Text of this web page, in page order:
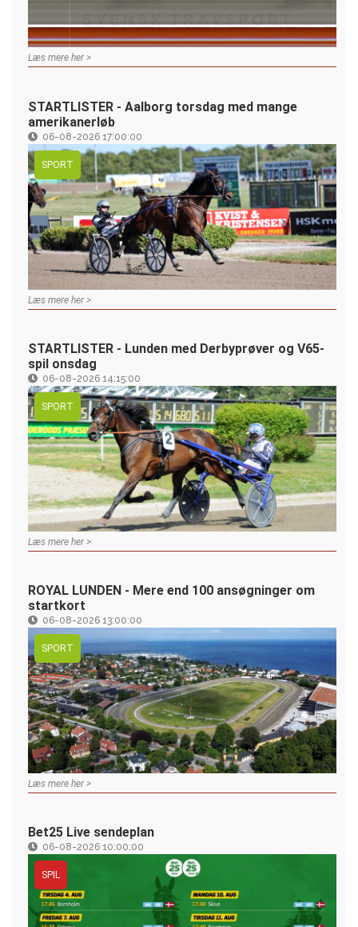
Læs mere her >
STARTLISTER - Aalborg torsdag med mange
amerikanerløb
06-08-2026 17:00:00
SPORT
Læs mere her >
STARTLISTER - Lunden med Derbyprøver og V65-
spil onsdag
06-08-2026 14:15:00
SPORT
Læs mere her >
ROYAL LUNDEN - Mere end 100 ansøgninger om
startkort
06-08-2026 13:00:00
SPORT
Læs mere her >
Bet25 Live sendeplan
06-08-2026 10:00:00
SPIL